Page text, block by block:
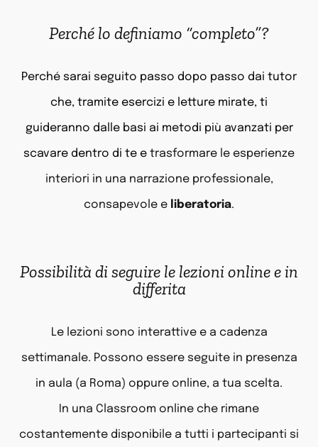
Perché lo definiamo “completo”?
Perché sarai seguito passo dopo passo dai tutor
che, tramite esercizi e letture mirate, ti
guideranno dalle basi ai metodi più avanzati per
scavare dentro di te e trasformare le esperienze
interiori in una narrazione professionale,
consapevole e liberatoria.
Possibilità di seguire le lezioni online e in
differita
Le lezioni sono interattive e a cadenza
settimanale. Possono essere seguite in presenza
in aula (a Roma) oppure online, a tua scelta.
In una Classroom online che rimane
costantemente disponibile a tutti i partecipanti si